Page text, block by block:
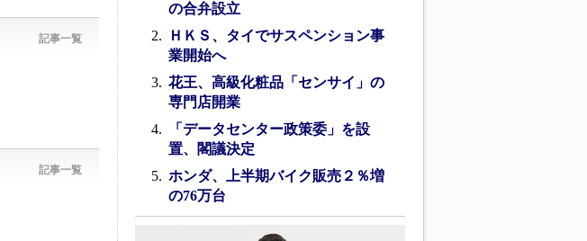
記事一覧
記事一覧
の合弁設立
ＨＫＳ、タイでサスペンション事
業開始へ
花王、高級化粧品「センサイ」の
専門店開業
「データセンター政策委」を設
置、閣議決定
ホンダ、上半期バイク販売２％増
の76万台